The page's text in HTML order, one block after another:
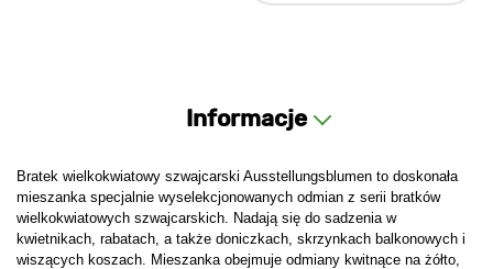
Informacje
Bratek wielkokwiatowy szwajcarski Ausstellungsblumen to doskonała
mieszanka specjalnie wyselekcjonowanych odmian z serii bratków
wielkokwiatowych szwajcarskich. Nadają się do sadzenia w
kwietnikach, rabatach, a także doniczkach, skrzynkach balkonowych i
wiszących koszach. Mieszanka obejmuje odmiany kwitnące na żółto,